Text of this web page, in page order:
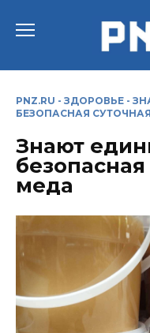
PNZ.RU - ЗДОРОВЬЕ -
БЕЗОПАСНАЯ
Знают
меда